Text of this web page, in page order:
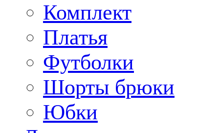
Комплект
Платья
Футболки
Шорты брюки
Юбки